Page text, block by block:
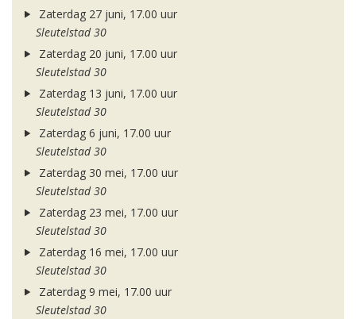
Zaterdag 27 juni, 17.00 uur
Sleutelstad 30
Zaterdag 20 juni, 17.00 uur
Sleutelstad 30
Zaterdag 13 juni, 17.00 uur
Sleutelstad 30
Zaterdag 6 juni, 17.00 uur
Sleutelstad 30
Zaterdag 30 mei, 17.00 uur
Sleutelstad 30
Zaterdag 23 mei, 17.00 uur
Sleutelstad 30
Zaterdag 16 mei, 17.00 uur
Sleutelstad 30
Zaterdag 9 mei, 17.00 uur
Sleutelstad 30